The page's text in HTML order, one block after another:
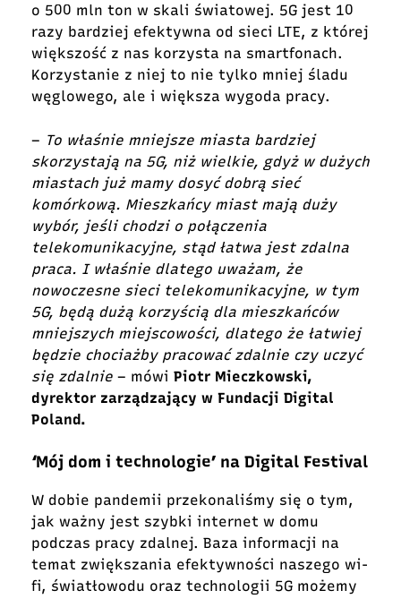
o 500 mln ton w skali światowej. 5G jest 10
razy bardziej efektywna od sieci LTE, z której
większość z nas korzysta na smartfonach.
Korzystanie z niej to nie tylko mniej śladu
węglowego, ale i większa wygoda pracy.
– To właśnie mniejsze miasta bardziej
skorzystają na 5G, niż wielkie, gdyż w dużych
miastach już mamy dosyć dobrą sieć
komórkową. Mieszkańcy miast mają duży
wybór, jeśli chodzi o połączenia
telekomunikacyjne, stąd łatwa jest zdalna
praca. I właśnie dlatego uważam, że
nowoczesne sieci telekomunikacyjne, w tym
5G, będą dużą korzyścią dla mieszkańców
mniejszych miejscowości, dlatego że łatwiej
będzie chociażby pracować zdalnie czy uczyć
się zdalnie – mówi Piotr Mieczkowski,
dyrektor zarządzający w Fundacji Digital
Poland.
‘Mój dom i technologie’ na Digital Festival
W dobie pandemii przekonaliśmy się o tym,
jak ważny jest szybki internet w domu
podczas pracy zdalnej. Baza informacji na
temat zwiększania efektywności naszego wi-
fi, światłowodu oraz technologii 5G możemy